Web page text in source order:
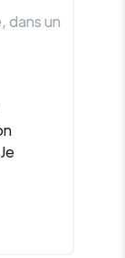
, dans un